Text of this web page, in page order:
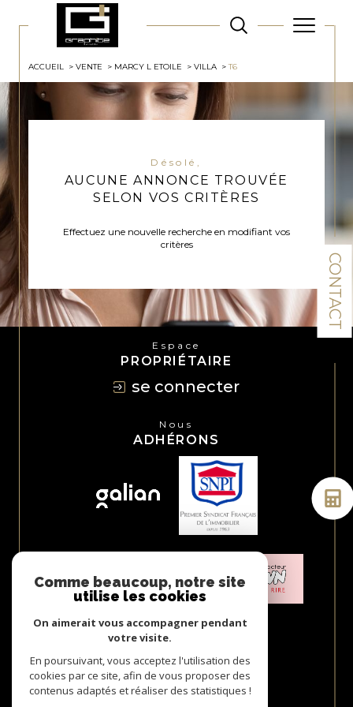
CONTACT
ACCUEIL VENTE MARCY L ETOILE VILLA T6
Désolé,
AUCUNE ANNONCE TROUVÉE
SELON VOS CRITÈRES
Effectuez une nouvelle recherche en modifiant vos
critères
Espace
PROPRIÉTAIRE
se connecter
Nous
ADHÉRONS
Comme beaucoup, notre site
utilise les cookies
On aimerait vous accompagner pendant
votre visite.
En poursuivant, vous acceptez l'utilisation des
cookies par ce site, afin de vous proposer des
contenus adaptés et réaliser des statistiques !